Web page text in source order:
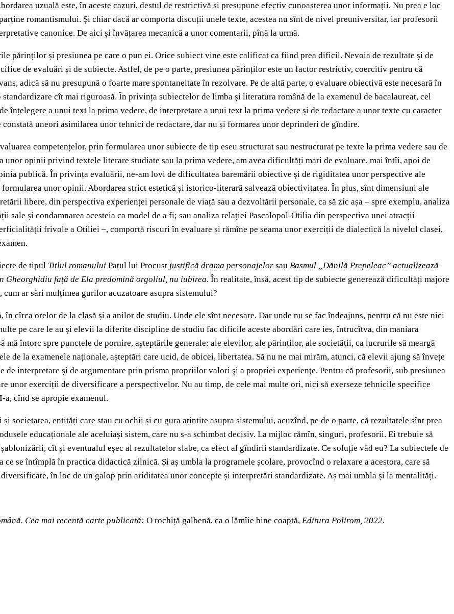
uzuală este, în aceste cazuri, destul de restrictivă și presupune efectiv cunoașterea unor informații. Nu prea e loc
romantismului. Și chiar dacă ar comporta discuții unele texte, acestea nu sînt de nivel preuniversitar, iar profesorii
canonice. De aici și învățarea mecanică a unor comentarii, pînă la urmă.
părinților și presiunea pe care o pun ei. Orice subiect vine este calificat ca fiind prea dificil. Nevoia de rezultate și de
de evaluări și de subiecte. Astfel, de pe o parte, presiunea părinților este un factor restrictiv, coercitiv pentru că
adică să nu presupună o foarte mare spontaneitate în rezolvare. Pe de altă parte, o evaluare obiectivă este necesară în
cît mai riguroasă. În privința subiectelor de limba și literatura română de la examenul de bacalaureat, cel
înțelegere a unui text la prima vedere, de interpretare a unui text la prima vedere și de redactare a unor texte cu caracter
uneori asimilarea unor tehnici de redactare, dar nu și formarea unor deprinderi de gîndire.
competențelor, prin formularea unor subiecte de tip eseu structurat sau nestructurat pe texte la prima vedere sau de
opinii privind textele literare studiate sau la prima vedere, am avea dificultăți mari de evaluare, mai întîi, apoi de
publică. În privința evaluării, ne-am lovi de dificultatea baremării obiective și de rigiditatea unor perspective ale
unor opinii. Abordarea strict estetică și istorico-literară salvează obiectivitatea. În plus, sînt dimensiuni ale
libere, din perspectiva experienței personale de viață sau a dezvoltării personale, ca să zic așa – spre exemplu, analiza
sale și condamnarea acesteia ca model de a fi; sau analiza relației Pascalopol-Otilia din perspectiva unei atracții
frivole a Otiliei –, comportă riscuri în evaluare și rămîne pe seama unor exerciții de dialectică la nivelul clasei,
de tipul Titlul romanului Patul lui Procust justifică drama personajelor sau Basmul „Dănilă Prepeleac” actualizează
Gheorghidiu față de Ela predomină orgoliul, nu iubirea. În realitate, însă, acest tip de subiecte generează dificultăți majore
ar sări mulțimea gurilor acuzatoare asupra sistemului?
cîrca orelor de la clasă și a anilor de studiu. Unde ele sînt necesare. Dar unde nu se fac îndeajuns, pentru că nu este nici
pe care le au și elevii la diferite discipline de studiu fac dificile aceste abordări care ies, întrucîtva, din maniara
mă întorc spre punctele de pornire, așteptările generale: ale elevilor, ale părinților, ale societății, ca lucrurile să meargă
de la examenele naționale, așteptări care ucid, de obicei, libertatea. Să nu ne mai mirăm, atunci, că elevii ajung să învețe
de interpretare și de argumentare prin prisma propriilor valori şi a propriei experienţe. Pentru că profesorii, sub presiunea
unor exerciții de diversificare a perspectivelor. Nu au timp, de cele mai multe ori, nici să exerseze tehnicile specifice
a, cînd se apropie examenul.
societatea, entități care stau cu ochii și cu gura ațintite asupra sistemului, acuzînd, pe de o parte, că rezultatele sînt prea
educaționale ale aceluiași sistem, care nu s-a schimbat decisiv. La mijloc rămîn, singuri, profesorii. Ei trebuie să
cît și eventualul eșec al rezultatelor slabe, ca efect al gîndirii standardizate. Ce soluție văd eu? La subiectele de
ce se întîmplă în practica didactică zilnică. Și aș umbla la programele școlare, provocînd o relaxare a acestora, care să
în loc de un galop prin ariditatea unor concepte și interpretări standardizate. Aș mai umbla și la mentalități.
Cea mai recentă carte publicată: O rochiță galbenă, ca o lămîie bine coaptă, Editura Polirom, 2022.